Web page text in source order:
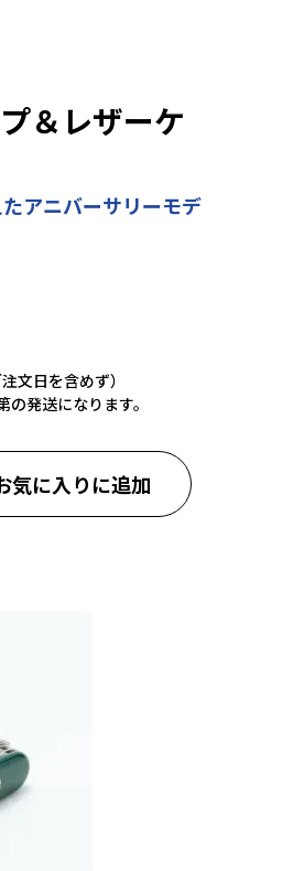
＆レザーケ
アニバーサリーモデ
文日を含めず）
発送になります。
気に入りに追加